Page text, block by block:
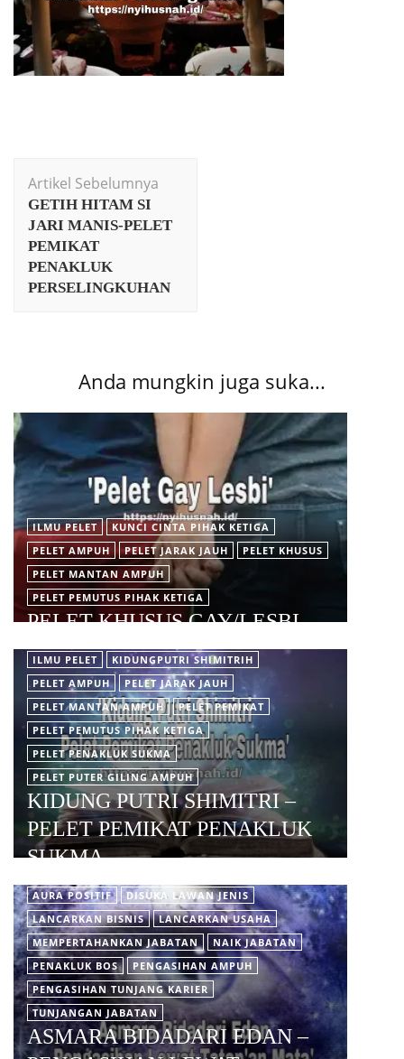
Artikel
Artikel Sebelumnya
GETIH HITAM SI
JARI MANIS-PELET
PEMIKAT
PENAKLUK
PERSELINGKUHAN
Anda mungkin juga suka...
ILMU PELET
KUNCI CINTA PIHAK KETIGA
PELET AMPUH
PELET JARAK JAUH
PELET KHUSUS
PELET MANTAN AMPUH
PELET PEMUTUS PIHAK KETIGA
PELET KHUSUS GAY/LESBI
ILMU PELET
KIDUNGPUTRI SHIMITRIH
PELET AMPUH
PELET JARAK JAUH
PELET MANTAN AMPUH
PELET PEMIKAT
PELET PEMUTUS PIHAK KETIGA
PELET PENAKLUK SUKMA
PELET PUTER GILING AMPUH
KIDUNG PUTRI SHIMITRI –
PELET PEMIKAT PENAKLUK
SUKMA
AURA POSITIF
DISUKA LAWAN JENIS
LANCARKAN BISNIS
LANCARKAN USAHA
MEMPERTAHANKAN JABATAN
NAIK JABATAN
PENAKLUK BOS
PENGASIHAN AMPUH
PENGASIHAN TUNJANG KARIER
TUNJANGAN JABATAN
ASMARA BIDADARI EDAN –